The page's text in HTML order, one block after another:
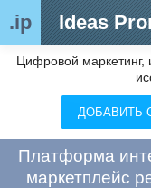
.ip Ideas
Сегменты рынка
Цифровой
Цифровой маркетинг,
ДОБАВИТЬ
Платформа
маркетплейс